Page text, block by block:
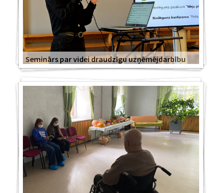
Seminārs par videi draudzīgu uzņēmējdarbību